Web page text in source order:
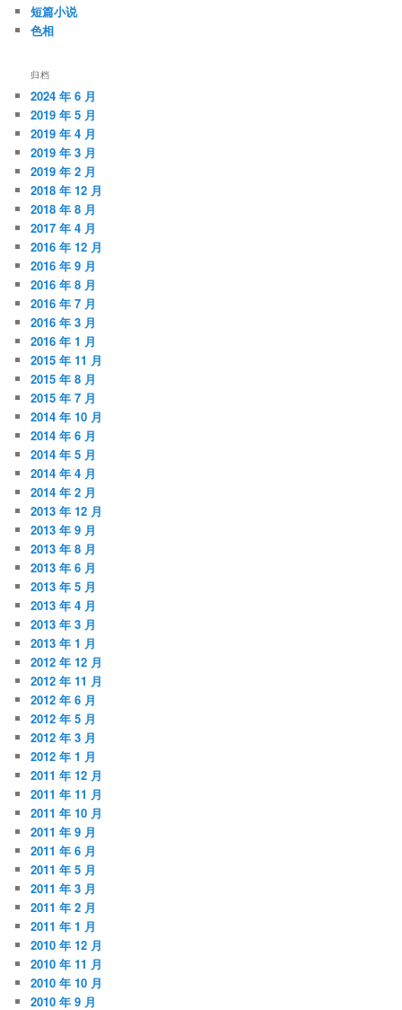
短篇小说
色相
归档
2024 年 6 月
2019 年 5 月
2019 年 4 月
2019 年 3 月
2019 年 2 月
2018 年 12 月
2018 年 8 月
2017 年 4 月
2016 年 12 月
2016 年 9 月
2016 年 8 月
2016 年 7 月
2016 年 3 月
2016 年 1 月
2015 年 11 月
2015 年 8 月
2015 年 7 月
2014 年 10 月
2014 年 6 月
2014 年 5 月
2014 年 4 月
2014 年 2 月
2013 年 12 月
2013 年 9 月
2013 年 8 月
2013 年 6 月
2013 年 5 月
2013 年 4 月
2013 年 3 月
2013 年 1 月
2012 年 12 月
2012 年 11 月
2012 年 6 月
2012 年 5 月
2012 年 3 月
2012 年 1 月
2011 年 12 月
2011 年 11 月
2011 年 10 月
2011 年 9 月
2011 年 6 月
2011 年 5 月
2011 年 3 月
2011 年 2 月
2011 年 1 月
2010 年 12 月
2010 年 11 月
2010 年 10 月
2010 年 9 月